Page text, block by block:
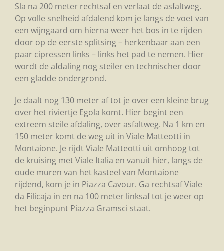
Sla na 200 meter rechtsaf en verlaat de asfaltweg.
Op volle snelheid afdalend kom je langs de voet van
een wijngaard om hierna weer het bos in te rijden
door op de eerste splitsing – herkenbaar aan een
paar cipressen links – links het pad te nemen. Hier
wordt de afdaling nog steiler en technischer door
een gladde ondergrond.
Je daalt nog 130 meter af tot je over een kleine brug
over het riviertje Egola komt. Hier begint een
extreem steile afdaling, over asfaltweg. Na 1 km en
150 meter komt de weg uit in Viale Matteotti in
Montaione. Je rijdt Viale Matteotti uit omhoog tot
de kruising met Viale Italia en vanuit hier, langs de
oude muren van het kasteel van Montaione
rijdend, kom je in Piazza Cavour. Ga rechtsaf Viale
da Filicaja in en na 100 meter linksaf tot je weer op
het beginpunt Piazza Gramsci staat.